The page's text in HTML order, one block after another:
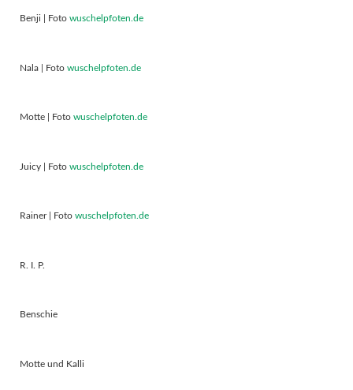
Benji | Foto wuschelpfoten.de
Nala | Foto wuschelpfoten.de
Motte | Foto wuschelpfoten.de
Juicy | Foto wuschelpfoten.de
Rainer | Foto wuschelpfoten.de
R. I. P.
Benschie
Motte und Kalli